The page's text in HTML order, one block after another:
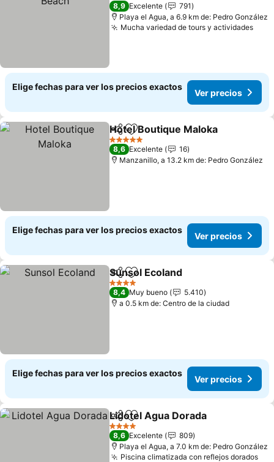
8,9 Excelente
791
Playa el Agua, a 6.9 km de: Pedro González
Mucha variedad de tours y actividades
Elige fechas para ver los precios exactos
Ver precios
CompartirAgregar a favoritos
Hotel Boutique Maloka
5 Estrellas
8,6 Excelente
16
Manzanillo, a 13.2 km de: Pedro González
Elige fechas para ver los precios exactos
Ver precios
CompartirAgregar a favoritos
Sunsol Ecoland
4 Estrellas
8,4 Muy bueno
5.410
a 0.5 km de: Centro de la ciudad
Elige fechas para ver los precios exactos
Ver precios
CompartirAgregar a favoritos
Lidotel Agua Dorada
4 Estrellas
8,6 Excelente
809
Playa el Agua, a 7.0 km de: Pedro González
Piscina climatizada con reflejos dorados